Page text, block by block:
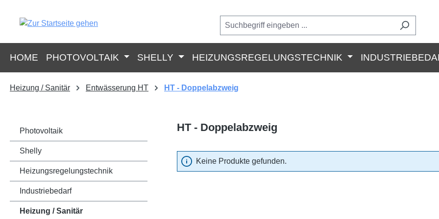
HOME PHOTOVOLTAIK SHELLY HEIZUNGSREGELUNGSTECHNIK
Heizung / Sanitär Entwässerung HT HT - Doppelabzweig
Photovoltaik
Shelly
Heizungsregelungstechnik
Industriebedarf
Heizung / Sanitär
HT - Doppelabzweig
Keine Produkte gefunden.